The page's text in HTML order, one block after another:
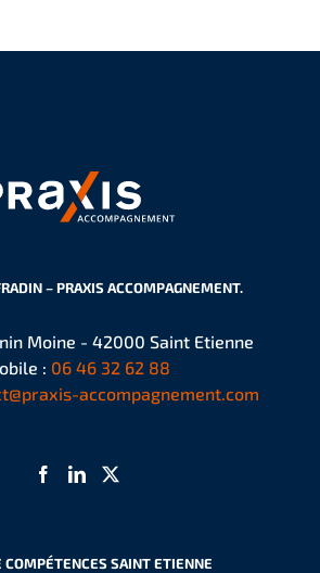
– PRAXIS ACCOMPAGNEMENT.
Moine - 42000 Saint Etienne
: 06 46 32 62 88
accompagnement.com
COMPÉTENCES SAINT ETIENNE